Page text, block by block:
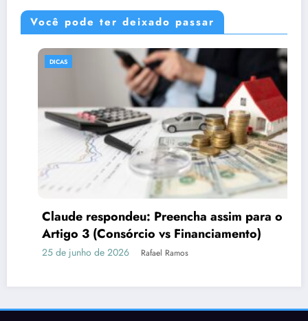
Você pode ter deixado passar
respondeu: Preencha assim para o
3 (Consórcio vs Financiamento)
de junho de 2026 Rafael Ramos